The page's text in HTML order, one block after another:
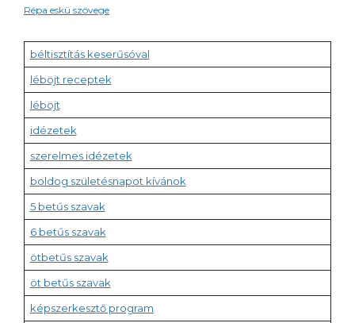
Répa eskü szövege
béltisztítás keserűsóval
léböjt receptek
léböjt
idézetek
szerelmes idézetek
boldog születésnapot kívánok
5 betűs szavak
6 betűs szavak
ötbetűs szavak
öt betűs szavak
képszerkesztő program